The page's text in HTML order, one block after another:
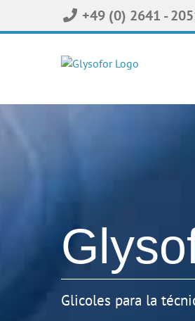
content
+49 (0) 2641 -
Glicoles para la